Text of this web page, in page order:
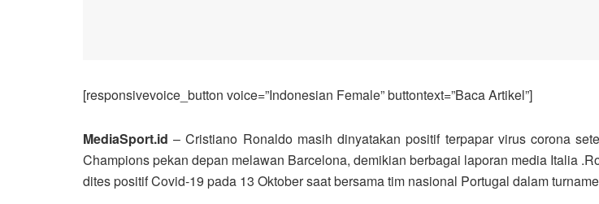
[responsivevoice_button voice=”Indonesian Female” buttontext=”Baca Artikel”]
MediaSport.id – Cristiano Ronaldo masih dinyatakan positif terpapar virus corona
Champions pekan depan melawan Barcelona, demikian berbagai laporan media Italia
dites positif Covid-19 pada 13 Oktober saat bersama tim nasional Portugal dalam